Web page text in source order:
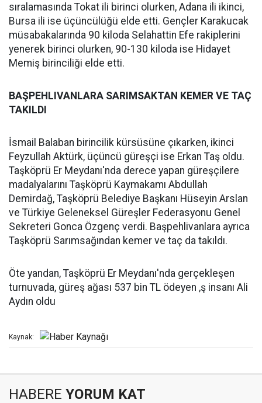
sıralamasında Tokat ili birinci olurken, Adana ili ikinci,
Bursa ili ise üçüncülüğü elde etti. Gençler Karakucak
müsabakalarında 90 kiloda Selahattin Efe rakiplerini
yenerek birinci olurken, 90-130 kiloda ise Hidayet
Memiş birinciliği elde etti.
BAŞPEHLIVANLARA SARIMSAKTAN KEMER VE TAÇ
TAKILDI
İsmail Balaban birincilik kürsüsüne çıkarken, ikinci
Feyzullah Aktürk, üçüncü güreşçi ise Erkan Taş oldu.
Taşköprü Er Meydanı'nda derece yapan güreşçilere
madalyalarını Taşköprü Kaymakamı Abdullah
Demirdağ, Taşköprü Belediye Başkanı Hüseyin Arslan
ve Türkiye Geleneksel Güreşler Federasyonu Genel
Sekreteri Gonca Özgenç verdi. Başpehlivanlara ayrıca
Taşköprü Sarımsağından kemer ve taç da takıldı.
Öte yandan, Taşköprü Er Meydanı'nda gerçekleşen
turnuvada, güreş ağası 537 bin TL ödeyen ,ş insanı Ali
Aydın oldu
Kaynak:
HABERE YORUM KAT